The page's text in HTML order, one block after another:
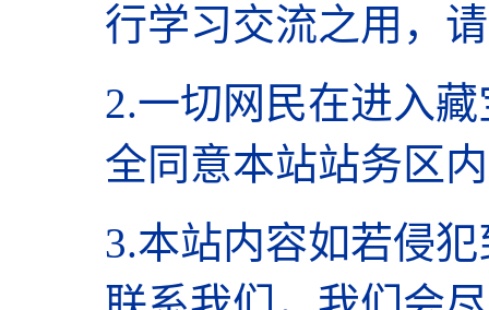
行学习交流之用，
2.一切网民在进入
全同意本站站务区
3.本站内容如若侵